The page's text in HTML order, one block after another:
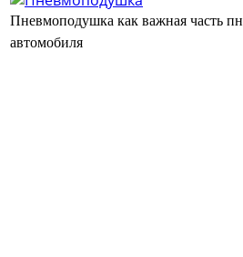
Пневмоподушка как важная часть
автомобиля